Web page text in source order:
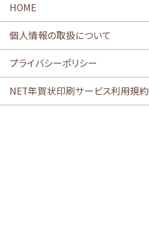
HOME
個人情報の取扱について
プライバシーポリシー
NET年賀状印刷サービス利用規約